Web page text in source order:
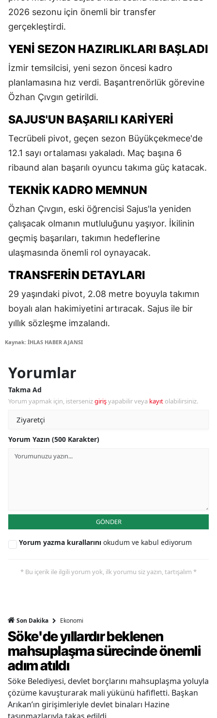
2026 sezonu için önemli bir transfer
gerçekleştirdi.
YENI SEZON HAZIRLIKLARI BAŞLADI
İzmir temsilcisi, yeni sezon öncesi kadro
planlamasına hız verdi. Başantrenörlük görevine
Özhan Çıvgın getirildi.
SAJUS'UN BAŞARILI KARIYERI
Tecrübeli pivot, geçen sezon Büyükçekmece'de
12.1 sayı ortalaması yakaladı. Maç başına 6
ribaund alan başarılı oyuncu takıma güç katacak.
TEKNIK KADRO MEMNUN
Özhan Çıvgın, eski öğrencisi Sajus'la yeniden
çalışacak olmanın mutluluğunu yaşıyor. İkilinin
geçmiş başarıları, takımın hedeflerine
ulaşmasında önemli rol oynayacak.
TRANSFERIN DETAYLARI
29 yaşındaki pivot, 2.08 metre boyuyla takımın
boyalı alan hakimiyetini artıracak. Sajus ile bir
yıllık sözleşme imzalandı.
Kaynak: İHLAS HABER AJANSI
Yorumlar
Takma Ad
Yorum yapmak için, istersenizgirişyapabilir veya kayıt olabilirsiniz.
Yorum Yazın (500 Karakter)
GÖNDER
Yorum yazma kurallarını okudum ve kabul ediyorum
* Bu içerik ile ilgili yorum yok, ilk yorumu siz yazın, tartışalım *
Son Dakika Ekonomi
Söke'de yıllardır beklenen
mahsuplaşma sürecinde önemli
adım atıldı
Söke Belediyesi, devlet borçlarını mahsuplaşma yoluyla
çözüme kavuşturarak mali yükünü hafifletti. Başkan
Arıkan’ın girişimleriyle devlet binaları Hazine